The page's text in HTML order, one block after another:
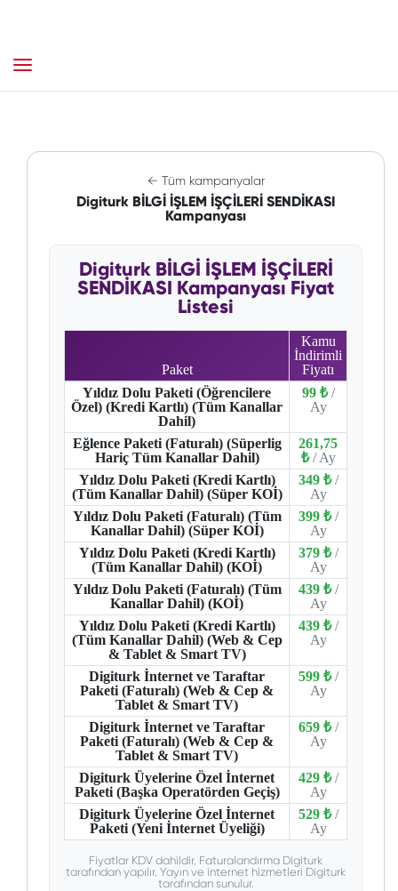
← Tüm kampanyalar
Digiturk BİLGİ İŞLEM İŞÇİLERİ SENDİKASI
Kampanyası
Digiturk BİLGİ İŞLEM İŞÇİLERİ
SENDİKASI Kampanyası Fiyat
Listesi
Paket
Kamu
İndirimli
Fiyatı
Yıldız Dolu Paketi (Öğrencilere
Özel) (Kredi Kartlı) (Tüm Kanallar
Dahil)
99 ₺ /
Ay
Eğlence Paketi (Faturalı) (Süperlig
Hariç Tüm Kanallar Dahil)
261,75
₺ / Ay
Yıldız Dolu Paketi (Kredi Kartlı)
(Tüm Kanallar Dahil) (Süper KOİ)
349 ₺ /
Ay
Yıldız Dolu Paketi (Faturalı) (Tüm
Kanallar Dahil) (Süper KOİ)
399 ₺ /
Ay
Yıldız Dolu Paketi (Kredi Kartlı)
(Tüm Kanallar Dahil) (KOİ)
379 ₺ /
Ay
Yıldız Dolu Paketi (Faturalı) (Tüm
Kanallar Dahil) (KOİ)
439 ₺ /
Ay
Yıldız Dolu Paketi (Kredi Kartlı)
(Tüm Kanallar Dahil) (Web & Cep
& Tablet & Smart TV)
439 ₺ /
Ay
Digiturk İnternet ve Taraftar
Paketi (Faturalı) (Web & Cep &
Tablet & Smart TV)
599 ₺ /
Ay
Digiturk İnternet ve Taraftar
Paketi (Faturalı) (Web & Cep &
Tablet & Smart TV)
659 ₺ /
Ay
Digiturk Üyelerine Özel İnternet
Paketi (Başka Operatörden Geçiş)
429 ₺ /
Ay
Digiturk Üyelerine Özel İnternet
Paketi (Yeni İnternet Üyeliği)
529 ₺ /
Ay
Fiyatlar KDV dahildir. Faturalandırma Digiturk
tarafından yapılır. Yayın ve internet hizmetleri Digiturk
tarafından sunulur.